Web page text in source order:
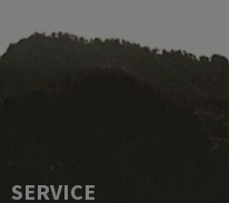
SERVICE